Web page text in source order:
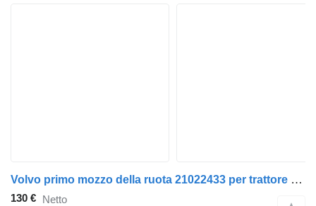
Volvo primo mozzo della ruota 21022433 per trattore stradale Volvo FM9
130 € Netto